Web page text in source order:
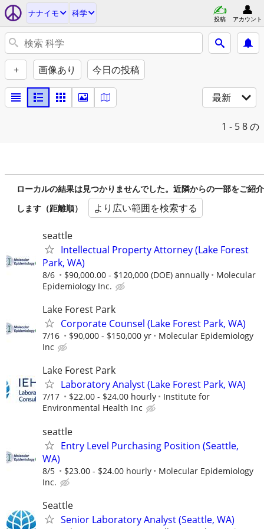
ナナイモ 科学
投稿 アカウント
+ 画像あり 今日の投稿
最新
1 - 58 の
ローカルの結果は見つかりませんでした。近隣からの一部をご紹介
します（距離順）
より広い範囲を検索する
seattle
Intellectual Property Attorney (Lake Forest
Park, WA)
8/6 $90,000.00 - $120,000 (DOE) annually
Molecular
Epidemiology Inc.
Lake Forest Park
Corporate Counsel (Lake Forest Park, WA)
7/16 $90,000 - $150,000 yr
Molecular Epidemiology
Inc
Lake Forest Park
Laboratory Analyst (Lake Forest Park, WA)
7/17 $22.00 - $24.00 hourly
Institute for
Environmental Health Inc
seattle
Entry Level Purchasing Position (Seattle,
WA)
8/5 $23.00 - $24.00 hourly
Molecular Epidemiology
Inc.
Seattle
Senior Laboratory Analyst (Seattle, WA)